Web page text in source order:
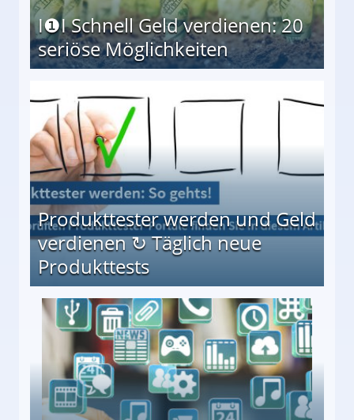
I❶I Schnell Geld verdienen: 20
seriöse Möglichkeiten
Produkttester werden und Geld
verdienen ↻ Täglich neue
Produkttests
↻ Täglich neue Produkttests